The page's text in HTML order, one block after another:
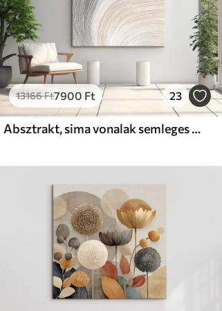
13166Ft7900 Ft 23
Absztrakt, sima vonalak semleges árnyalatokban